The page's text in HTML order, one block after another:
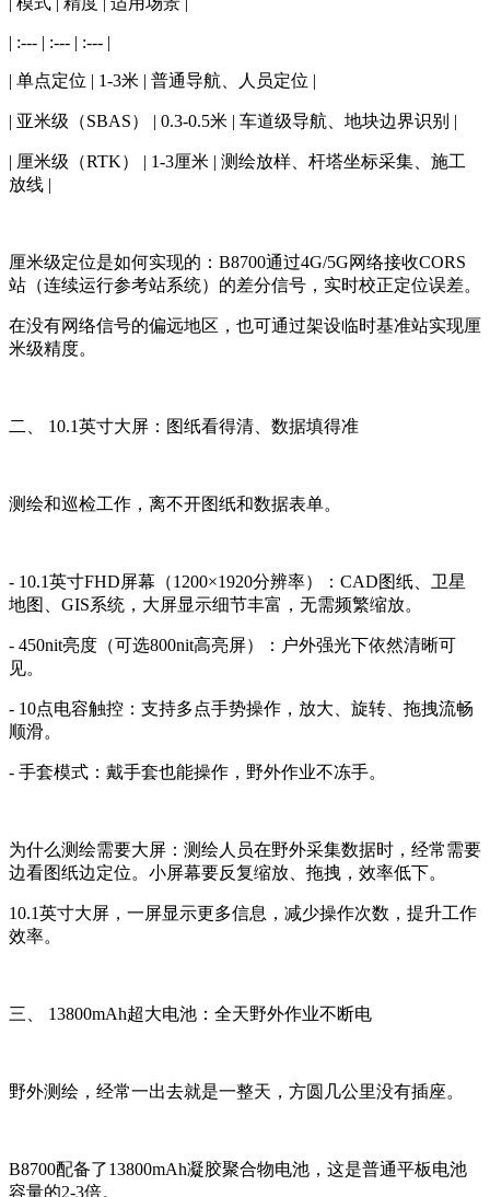
| :--- | :--- | :--- |
| 单点定位 | 1-3米 | 普通导航、人员定位 |
| 亚米级（SBAS） | 0.3-0.5米 | 车道级导航、地块边界识别 |
| 厘米级（RTK） | 1-3厘米 | 测绘放样、杆塔坐标采集、施工
放线 |
厘米级定位是如何实现的：B8700通过4G/5G网络接收CORS
站（连续运行参考站系统）的差分信号，实时校正定位误差。
在没有网络信号的偏远地区，也可通过架设临时基准站实现厘
米级精度。
二、 10.1英寸大屏：图纸看得清、数据填得准
测绘和巡检工作，离不开图纸和数据表单。
- 10.1英寸FHD屏幕（1200×1920分辨率）：CAD图纸、卫星
地图、GIS系统，大屏显示细节丰富，无需频繁缩放。
- 450nit亮度（可选800nit高亮屏）：户外强光下依然清晰可
见。
- 10点电容触控：支持多点手势操作，放大、旋转、拖拽流畅
顺滑。
- 手套模式：戴手套也能操作，野外作业不冻手。
为什么测绘需要大屏：测绘人员在野外采集数据时，经常需要
边看图纸边定位。小屏幕要反复缩放、拖拽，效率低下。
10.1英寸大屏，一屏显示更多信息，减少操作次数，提升工作
效率。
三、 13800mAh超大电池：全天野外作业不断电
野外测绘，经常一出去就是一整天，方圆几公里没有插座。
B8700配备了13800mAh凝胶聚合物电池，这是普通平板电池
容量的2-3倍。